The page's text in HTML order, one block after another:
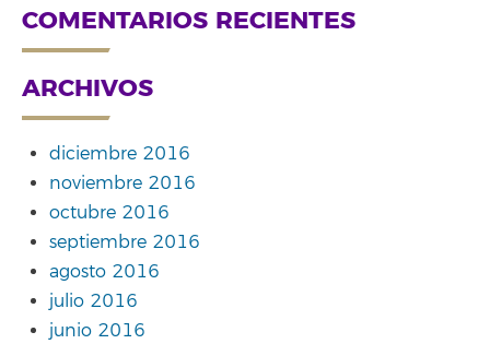
COMENTARIOS RECIENTES
ARCHIVOS
diciembre 2016
noviembre 2016
octubre 2016
septiembre 2016
agosto 2016
julio 2016
junio 2016